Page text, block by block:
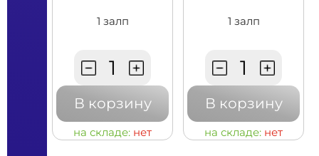
1 залп
В корзину
на складе: нет
1 залп
В корзину
на складе: нет